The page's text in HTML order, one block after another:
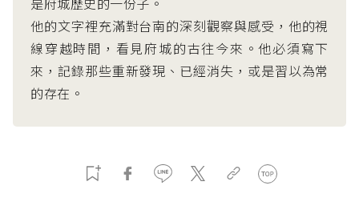
他的文字裡充滿對台南的深刻觀察與感受，他的視
線穿越時間，看見府城的古往今來。他必須寫下
來，記錄那些重新發現、已經消失，或是習以為常
的存在。